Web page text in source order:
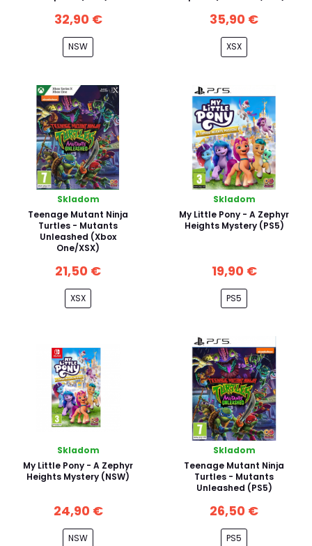
32,90 €
NSW
35,90 €
XSX
Skladom
Teenage Mutant Ninja
Turtles - Mutants
Unleashed (Xbox
One/XSX)
21,50 €
XSX
Skladom
My Little Pony - A Zephyr
Heights Mystery (PS5)
19,90 €
PS5
Skladom
My Little Pony - A Zephyr
Heights Mystery (NSW)
24,90 €
NSW
Skladom
Teenage Mutant Ninja
Turtles - Mutants
Unleashed (PS5)
26,50 €
PS5